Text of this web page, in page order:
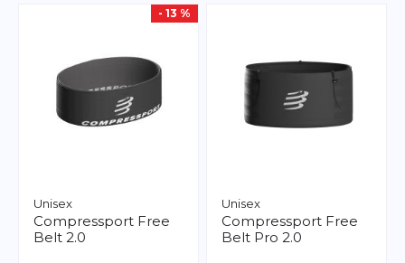
- 13 %
Unisex
Compressport Free
Belt 2.0
Unisex
Compressport Free
Belt Pro 2.0